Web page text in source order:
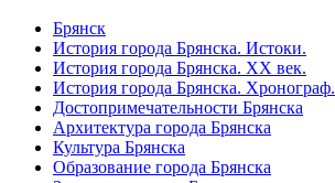
Брянск
История города Брянска. Истоки.
История города Брянска. XX век.
История города Брянска. Хронограф.
Достопримечательности Брянска
Архитектура города Брянска
Культура Брянска
Образование города Брянска